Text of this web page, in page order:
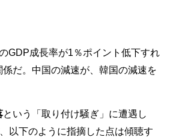
GDP成長率が1％ポイント低下すれ
だ。中国の減速が、韓国の減速を
という「取り付け騒ぎ」に遭遇し
以下のように指摘した点は傾聴す